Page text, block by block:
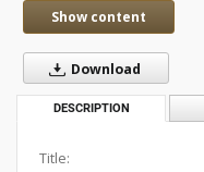
Show content
Download
DESCRIPTION
Title: